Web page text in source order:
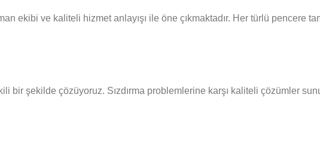
ekibi ve kaliteli hizmet anlayışı ile öne çıkmaktadır. Her türlü pencere
bir şekilde çözüyoruz. Sızdırma problemlerine karşı kaliteli çözümler